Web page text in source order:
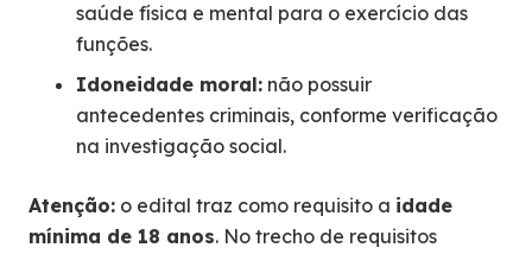
saúde física e mental para o exercício das
funções.
Idoneidade moral: não possuir
antecedentes criminais, conforme verificação
na investigação social.
Atenção: o edital traz como requisito a idade
mínima de 18 anos. No trecho de requisitos